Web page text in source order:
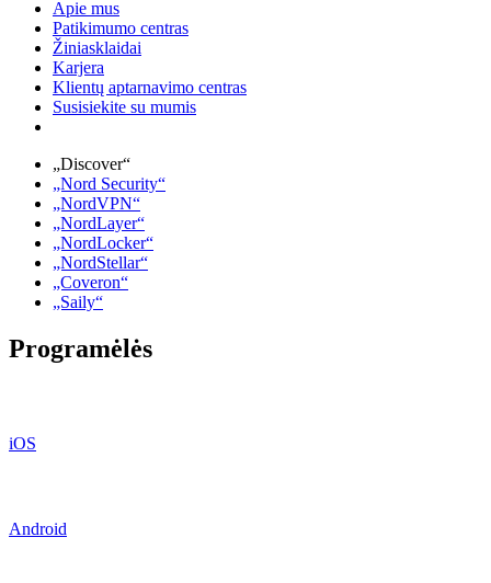
Apie mus
Patikimumo centras
Žiniasklaidai
Karjera
Klientų aptarnavimo centras
Susisiekite su mumis
„Discover“
„Nord Security“
„NordVPN“
„NordLayer“
„NordLocker“
„NordStellar“
„Coveron“
„Saily“
Programėlės
iOS
Android